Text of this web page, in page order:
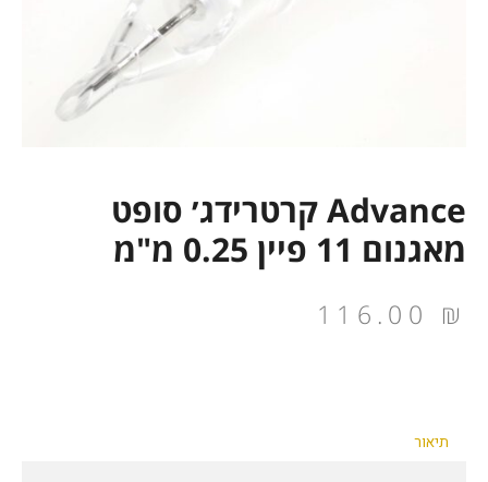
Advance קרטרידג׳ סופט
מאגנום 11 פיין 0.25 מ"מ
116.00 ₪
תיאור